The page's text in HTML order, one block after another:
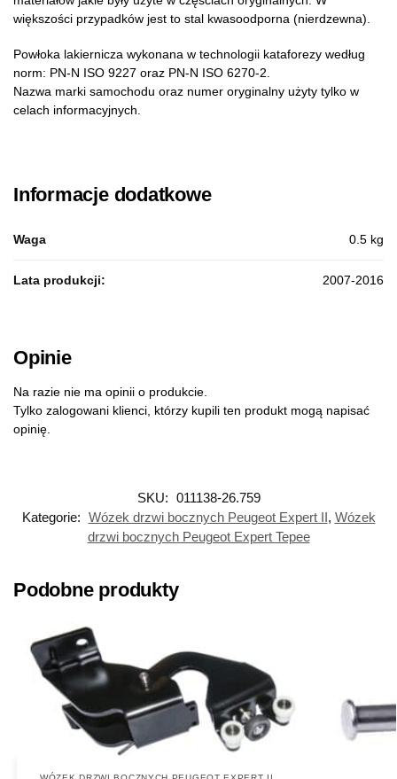
większości przypadków jest to stal kwasoodporna (nierdzewna).
Powłoka lakiernicza wykonana w technologii kataforezy według
norm: PN-N ISO 9227 oraz PN-N ISO 6270-2.
Nazwa marki samochodu oraz numer oryginalny użyty tylko w
celach informacyjnych.
Informacje dodatkowe
Waga 0.5 kg
Lata produkcji: 2007-2016
Opinie
Na razie nie ma opinii o produkcie.
Tylko zalogowani klienci, którzy kupili ten produkt mogą napisać
opinię.
SKU: 011138-26.759
Kategorie: Wózek drzwi bocznych Peugeot Expert II, Wózek
drzwi bocznych Peugeot Expert Tepee
Podobne produkty